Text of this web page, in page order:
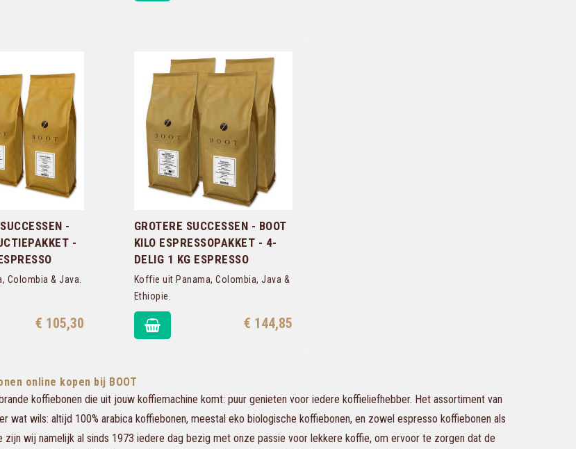
-
-
Colombia & Java.
€ 105,30
GROTERE SUCCESSEN - BOOT
KILO ESPRESSOPAKKET - 4-
DELIG 1 KG ESPRESSO
Koffie uit Panama, Colombia, Java &
Ethiopie.
€ 144,85
online kopen bij BOOT
koffiebonen die uit jouw koffiemachine komt: puur genieten voor iedere koffieliefhebber. Het assortiment van
wat wils: altijd 100% arabica koffiebonen, meestal eko biologische koffiebonen, en zowel espresso koffiebonen als
zijn wij namelijk al sinds 1973 iedere dag bezig met onze passie voor lekkere koffie, om ervoor te zorgen dat de